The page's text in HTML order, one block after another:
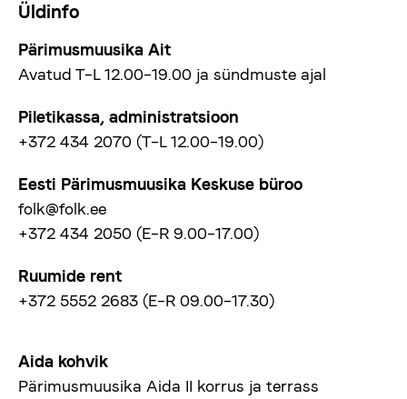
Üldinfo
Pärimusmuusika Ait
Avatud T–L 12.00–19.00 ja sündmuste ajal
Piletikassa, administratsioon
+372 434 2070 (T–L 12.00–19.00)
Eesti Pärimusmuusika Keskuse büroo
folk@folk.ee
+372 434 2050 (E–R 9.00–17.00)
Ruumide rent
+372 5552 2683 (E–R 09.00–17.30)
Aida kohvik
Pärimusmuusika Aida II korrus ja terrass